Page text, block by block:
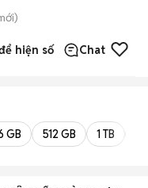
hiện số Chat
GB 512 GB 1 TB